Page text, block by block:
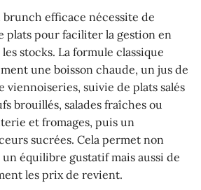
efficace nécessite de
plats pour faciliter la gestion en
stocks. La formule classique
une boisson chaude, un jus de
suivie de plats salés
brouillés, salades fraîches ou
et fromages, puis un
sucrées. Cela permet non
équilibre gustatif mais aussi de
les prix de revient.